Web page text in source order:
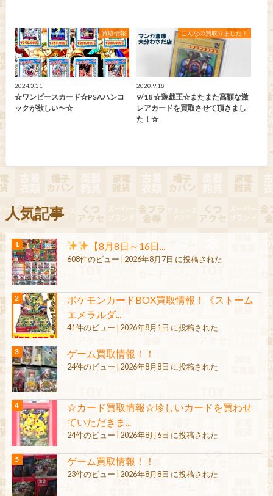
買取情報
2024.3.31
☆ワンピースカード☆PSAハンコ
ックが欲しい〜☆
こんなの買取りました！
2020.9.18
9/18 ☆遊戯王☆またまた高額な激
レアカードを買取させて頂きまし
た！☆
人気記事
【8月8日～16日...
608件のビュー | 2026年8月7日 に投稿された
ポケモンカードBOX買取情報！《ストーム
エメラルダ...
41件のビュー | 2026年8月1日 に投稿された
ゲーム買取情報！！
24件のビュー | 2026年8月8日 に投稿された
☆カード買取情報☆珍しいカードを買わせ
ていただきま...
24件のビュー | 2026年8月6日 に投稿された
ゲーム買取情報！！
23件のビュー | 2026年8月8日 に投稿された